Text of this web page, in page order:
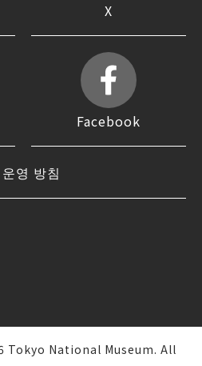
X
Facebook
영 방침
National Museum. All